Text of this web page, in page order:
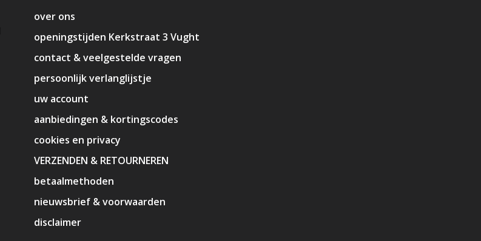
over ons
openingstijden Kerkstraat 3 Vught
contact & veelgestelde vragen
persoonlijk verlanglijstje
uw account
aanbiedingen & kortingscodes
cookies en privacy
VERZENDEN & RETOURNEREN
betaalmethoden
nieuwsbrief & voorwaarden
disclaimer